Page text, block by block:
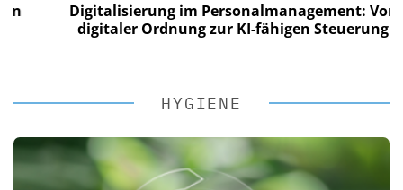
Digitalisierung im Personalmanagement: Von
digitaler Ordnung zur KI-fähigen Steuerung
HYGIENE